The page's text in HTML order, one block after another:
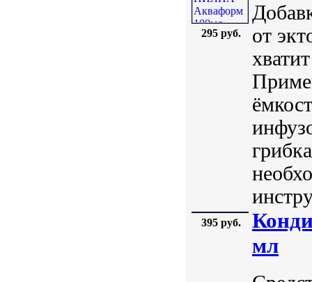
295 руб.
от
395 руб.
мл